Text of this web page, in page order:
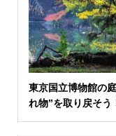
東京国立博物館の
れ物”を取り戻そう